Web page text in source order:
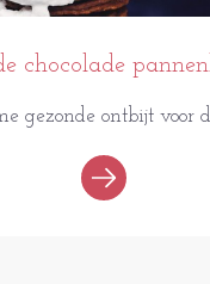
chocolade
gezonde ontbijt voor